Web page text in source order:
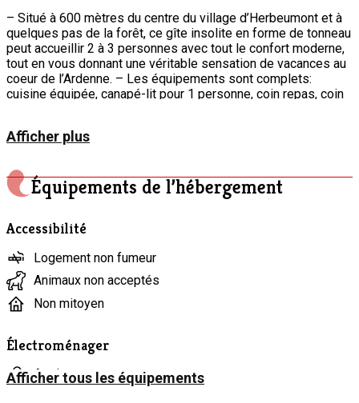
– Situé à 600 mètres du centre du village d’Herbeumont et à
quelques pas de la forêt, ce gîte insolite en forme de tonneau
peut accueillir 2 à 3 personnes avec tout le confort moderne,
tout en vous donnant une véritable sensation de vacances au
coeur de l’Ardenne. – Les équipements sont complets:
cuisine équipée, canapé-lit pour 1 personne, coin repas, coin
TV smart…. – Un bain nordique (jacuzzi) chauffé au bois vient
jusqu’à la température voulue et profitez de ce moment de
détente absolue. – A cela, s’ajoute un local où vous pourrez
trier vos poubelles et ranger vos vélos et effets personnels
gratuitement à votre disposition. – Le parking privatif à
Afficher plus
Équipements de l’hébergement
Accessibilité
Logement non fumeur
Animaux non acceptés
Non mitoyen
Électroménager
Aspirateur
Afficher tous les équipements